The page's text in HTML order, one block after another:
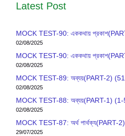
Latest Post
MOCK TEST-90: এককথায়
02/08/2025
MOCK TEST-90: এককথায়
02/08/2025
MOCK TEST-89: অব্যয়(PART-2)
02/08/2025
MOCK TEST-88: অব্যয়(PART-1) (1-
02/08/2025
MOCK TEST-87: অর্থ পার্থক্য(PART-2)
29/07/2025